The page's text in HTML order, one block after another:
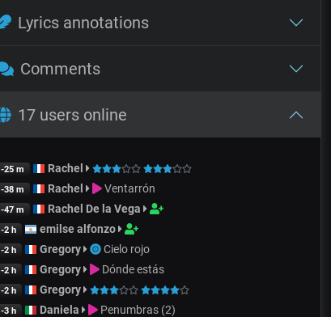
Lyrics annotations
Comments
17 users online
-25 m Rachel
-38 m Rachel Ventarrón
-47 m Rachel De la Vega
-2 h emilse alfonzo
-2 h Gregory Cielo rojo
-2 h Gregory Dónde estás
-2 h Gregory
-3 h Daniela Penumbras (2)